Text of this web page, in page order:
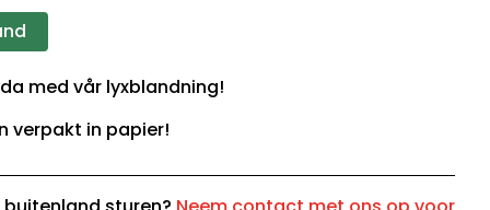
med vår lyxblandning!
verpakt in papier!